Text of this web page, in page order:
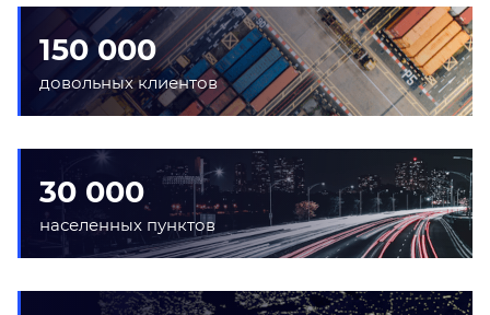
150 000
довольных клиентов
30 000
населенных пунктов